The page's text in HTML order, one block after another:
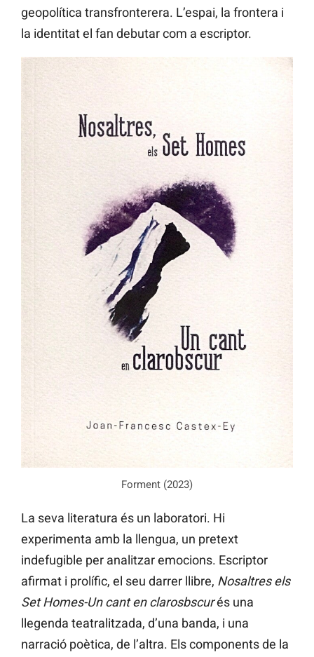
geopolítica transfronterera. L’espai, la frontera i
la identitat el fan debutar com a escriptor.
Forment (2023)
La seva literatura és un laboratori. Hi
experimenta amb la llengua, un pretext
indefugible per analitzar emocions. Escriptor
afirmat i prolífic, el seu darrer llibre, Nosaltres els
Set Homes-Un cant en clarosbscurés una
llegenda teatralitzada, d’una banda, i una
narració poètica, de l’altra. Els components de la